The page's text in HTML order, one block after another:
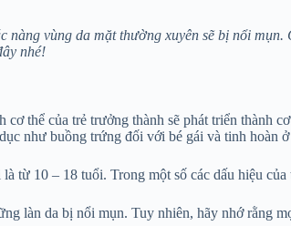
vùng da mặt thường xuyên sẽ bị nổi
nhé!
thể của trẻ trưởng thành sẽ phát triển thành
như buồng trứng đối với bé gái và tinh hoàn ở
từ 10 – 18 tuổi. Trong một số các dấu hiệu
làn da bị nổi mụn. Tuy nhiên, hãy nhớ rằng